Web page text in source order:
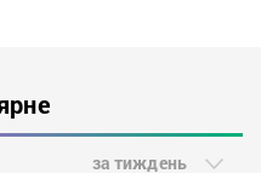
за тиждень